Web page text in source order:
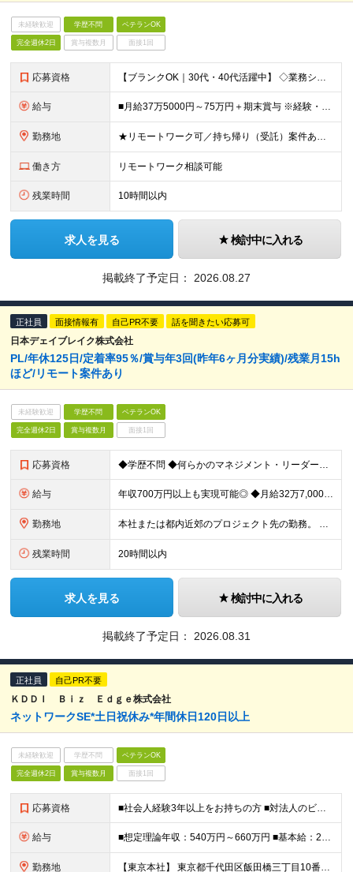
未経験歓迎 学歴不問 ベテランOK
完全週休2日 賞与複数月 面接1回
応募資格 【ブランクOK｜30代・40代活躍中】 ◇業務システムの開発経験をお持ちの方 ◇学歴不問 ＝＝■年齢に関係なくご活躍できます■＝＝ 現在30代・40代を中心に幅広い世代のエンジニアが活躍中です！ 定
給与 ■月給37万5000円～75万円＋期末賞与 ※経験・年齢・スキルを考慮し決定します ※残業代は1分単位で全額支給します ※試用期間（3ヶ月）あり。期間中の給与・その他待遇に差異はありません
勤務地 ★リモートワーク可／持ち帰り（受託）案件あり ★転勤なし 首都圏（東京・神奈川・埼玉・千葉）のクライアント先、 ならびに本社（東京都千代田区神田須田町1－26 芝信神田ビル10F） ※プロジェクト
働き方 リモートワーク相談可能
残業時間 10時間以内
求人を見る 検討中に入れる
掲載終了予定日： 2026.08.27
正社員 面接情報有 自己PR不要 話を聞きたい応募可
日本デェイブレイク株式会社
PL/年休125日/定着率95％/賞与年3回(昨年6ヶ月分実績)/残業月15h
ほど/リモート案件あり
未経験歓迎 学歴不問 ベテランOK
完全週休2日 賞与複数月 面接1回
応募資格 ◆学歴不問 ◆何らかのマネジメント・リーダー経験をお持ちの方（経験が浅い方も大歓迎！） “マネジメント経験が浅いので、もっと極めたい”そんな方も大歓迎！ あなたがこれからも長く活躍できるよう、 ピッ
給与 年収700万円以上も実現可能◎ ◆月給32万7,000円～+賞与年3回（昨年度：6ヶ月分実績） ※各種手当あり(通勤手当・住宅手当・家族手当等) ※経験・スキルなどを考慮の上決定します ※残業代は
勤務地 本社または都内近郊のプロジェクト先の勤務。 ※リモートの案件でも、仕事に不安がある際は本社に出社して、 周囲の同僚と協力しながら取り組むこともできます。 ■本社 東京都港区芝2丁目9番10号ダイユ
残業時間 20時間以内
求人を見る 検討中に入れる
掲載終了予定日： 2026.08.31
正社員 自己PR不要
ＫＤＤＩ Ｂｉｚ Ｅｄｇｅ株式会社
ネットワークSE*土日祝休み*年間休日120日以上
未経験歓迎 学歴不問 ベテランOK
完全週休2日 賞与複数月 面接1回
応募資格 ■社会人経験3年以上をお持ちの方 ■対法人のビジネスコミュニケーションスキルを有し、下記いずれの経験もお持ちの方 ・インフラ(サーバーまたはネットワーク)の運用・保守、もしくは検証(テスト)の実務経験
給与 ■想定理論年収：540万円～660万円 ■基本給：286,500円～351,500円 ※経験・能力等を考慮の上、決定いたします。 ※想定理論年収：基本給＋時間外手当＋賞与 ※時間外手当：勤務実績に応じ
勤務地 【東京本社】 東京都千代田区飯田橋三丁目10番10号 ガーデンエアタワー ※当面は東京本社での勤務を想定しておりますが、将来的に転勤の可能性があります ※入社時8営業日、東京本社で集合研修がございます